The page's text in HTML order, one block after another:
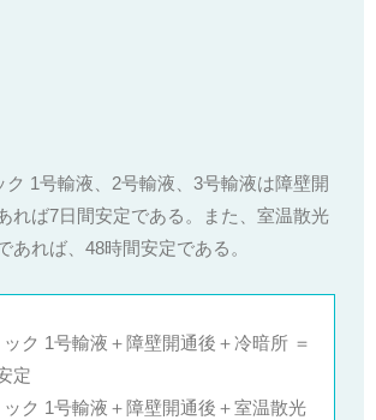
ク 1号輸液、2号輸液、3号輸液は障壁開
れば7日間安定である。また、室温散光
あれば、48時間安定である。
ク 1号輸液＋障壁開通後＋冷暗所 ＝
定
ック 1号輸液＋障壁開通後＋室温散光